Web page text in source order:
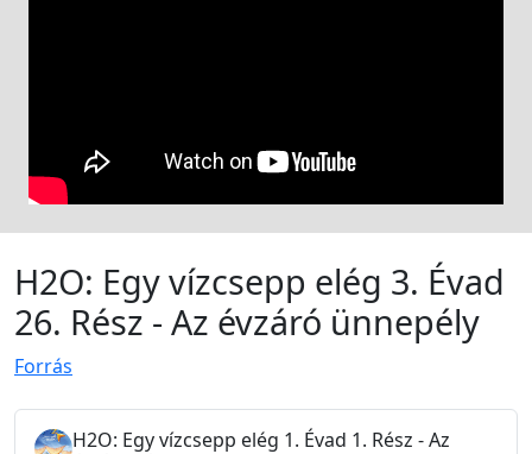
H2O: Egy vízcsepp elég 3. Évad
26. Rész - Az évzáró ünnepély
Forrás
H2O: Egy vízcsepp elég 1. Évad 1. Rész - Az